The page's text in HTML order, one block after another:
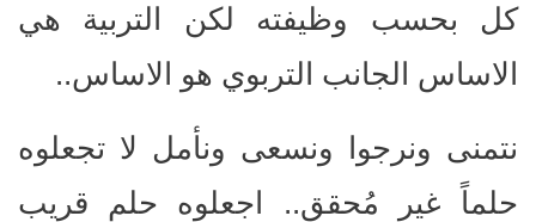
كل بحسب وظيفته لكن التربية هي
الاساس الجانب التربوي هو الاساس..
نتمنى ونرجوا ونسعى ونأمل لا تجعلوه
حلماً غير مُحقق.. اجعلوه حلم قريب